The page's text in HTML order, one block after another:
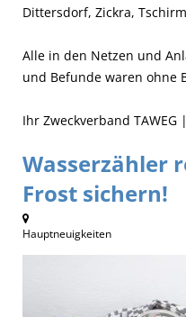
Dittersdorf, Zickra,
Alle in den Netzen und
und Befunde waren ohne
Ihr Zweckverband TAWEG
Wasserzähler
Frost sichern!
Hauptneuigkeiten